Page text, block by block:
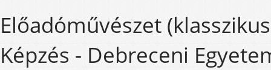
Előadóművészet
Képzés - Debreceni